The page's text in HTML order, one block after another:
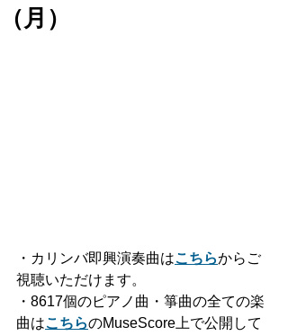
（月）
・カリンバ即興演奏曲はこちらからご
視聴いただけます。
・8617個のピアノ曲・箏曲の全ての楽
曲はこちらのMuseScore上で公開して